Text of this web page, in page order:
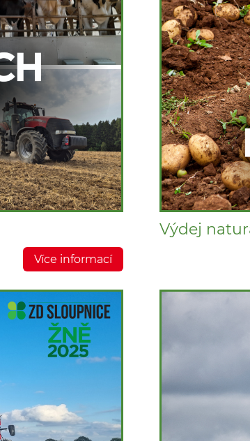
Více informací
Výdej